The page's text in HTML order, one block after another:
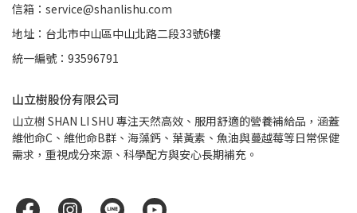
信箱：service@shanlishu.com
地址：台北市中山區中山北路二段33號6樓
統一編號：93596791
山立樹股份有限公司
山立樹 SHAN LI SHU 專注天然高效、服用舒適的營養補給品，涵蓋
維他命C、維他命B群、海藻鈣、葉黃素、魚油與蔓越莓等日常保健
需求，重視成分來源、科學配方與安心長期補充。